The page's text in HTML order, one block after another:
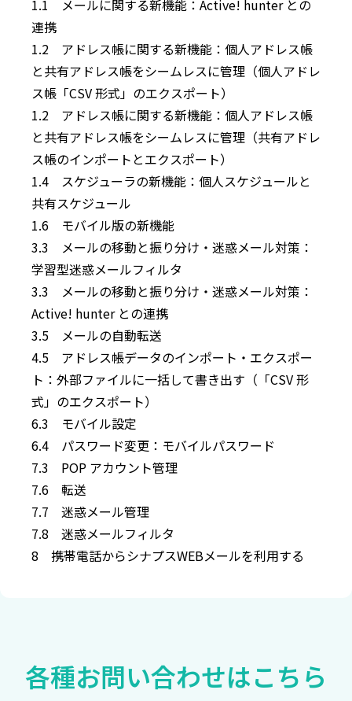
1.1 メールに関する新機能：Active! hunter との
連携
1.2 アドレス帳に関する新機能：個人アドレス帳
と共有アドレス帳をシームレスに管理（個人アドレ
ス帳「CSV 形式」のエクスポート）
1.2 アドレス帳に関する新機能：個人アドレス帳
と共有アドレス帳をシームレスに管理（共有アドレ
ス帳のインポートとエクスポート）
1.4 スケジューラの新機能：個人スケジュールと
共有スケジュール
1.6 モバイル版の新機能
3.3 メールの移動と振り分け・迷惑メール対策：
学習型迷惑メールフィルタ
3.3 メールの移動と振り分け・迷惑メール対策：
Active! hunter との連携
3.5 メールの自動転送
4.5 アドレス帳データのインポート・エクスポー
ト：外部ファイルに一括して書き出す（「CSV 形
式」のエクスポート）
6.3 モバイル設定
6.4 パスワード変更：モバイルパスワード
7.3 POP アカウント管理
7.6 転送
7.7 迷惑メール管理
7.8 迷惑メールフィルタ
8 携帯電話からシナプスWEBメールを利用する
各種お問い合わせはこちら